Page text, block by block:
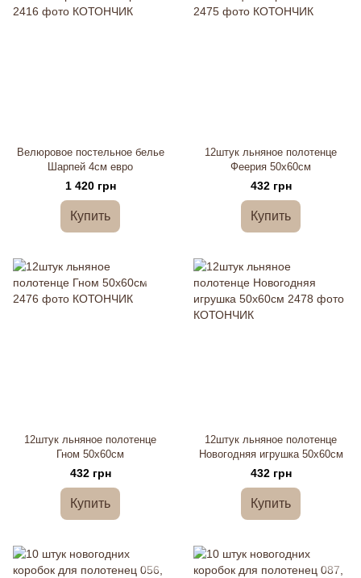
Велюровое постельное белье
Шарпей 4см евро
1 420 грн
Купить
12штук льняное полотенце
Феерия 50х60см
432 грн
Купить
12штук льняное полотенце
Гном 50х60см
432 грн
Купить
12штук льняное полотенце
Новогодняя игрушка 50х60см
432 грн
Купить